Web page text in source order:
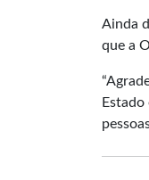
Ainda
que a